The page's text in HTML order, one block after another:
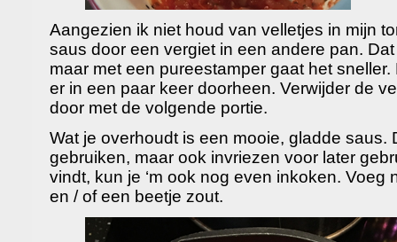
Aangezien ik niet houd van velletjes in mijn
saus door een vergiet in een andere pan.
maar met een pureestamper gaat het
er in een paar keer doorheen. Verwijder de
door met de volgende portie.
Wat je overhoudt is een mooie, gladde saus.
gebruiken, maar ook invriezen voor later
vindt, kun je ‘m ook nog even inkoken. Voeg
en / of een beetje zout.